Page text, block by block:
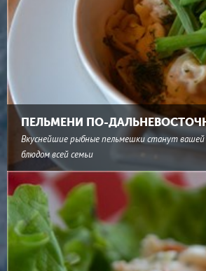
ПЕЛЬМЕНИ ПО-
Вкуснейшие рыбные пельмешки станут
блюдом всей семьи